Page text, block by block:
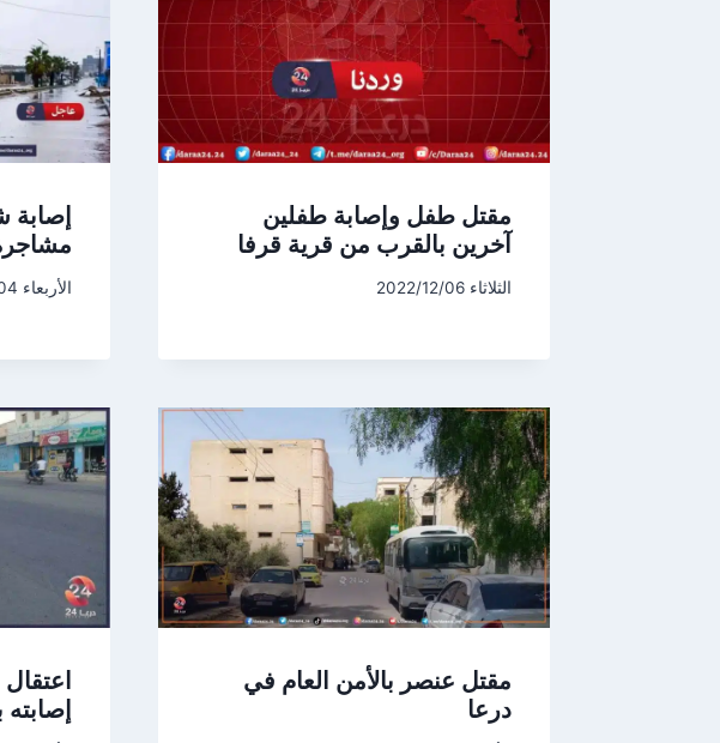
مقتل طفل وإصابة طفلين
آخرين بالقرب من قرية قرفا
الثلاثاء 2022/12/06 الأربعاء 2024/12/04
مقتل عنصر بالأمن العام في
درعا